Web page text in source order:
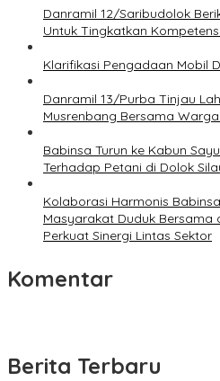
Danramil 12/Saribudolok
Untuk Tingkatkan
Klarifikasi Pengadaan Mobil
Danramil 13/Purba Tinjau
Musrenbang Bersama
Babinsa Turun ke Kabun
Terhadap Petani di Dolok
Kolaborasi Harmonis
Masyarakat Duduk Bersama
Perkuat Sinergi Lintas Sektor
Komentar
Berita Terbaru